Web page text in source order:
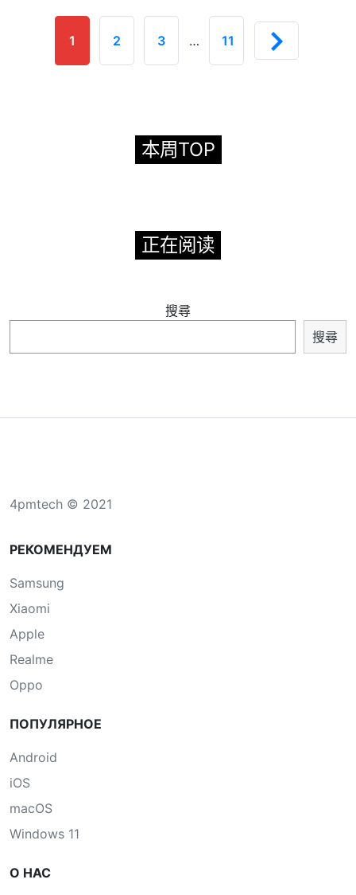
1 2 3 … 11
本周TOP
正在阅读
搜尋
搜尋
4pmtech © 2021
РЕКОМЕНДУЕМ
Samsung
Xiaomi
Apple
Realme
Oppo
ПОПУЛЯРНОЕ
Android
iOS
macOS
Windows 11
О НАС